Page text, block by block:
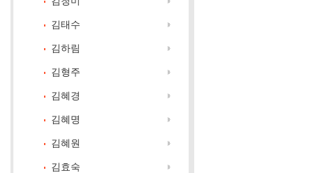
김태수
김하림
김형주
김혜경
김혜명
김혜원
김효숙